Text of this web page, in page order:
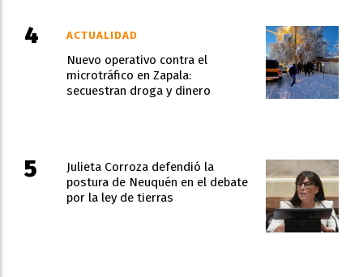
Nuevo operativo contra el
microtráfico en Zapala:
secuestran droga y dinero
ACTUALIDAD
Julieta Corroza defendió la
postura de Neuquén en el debate
por la ley de tierras